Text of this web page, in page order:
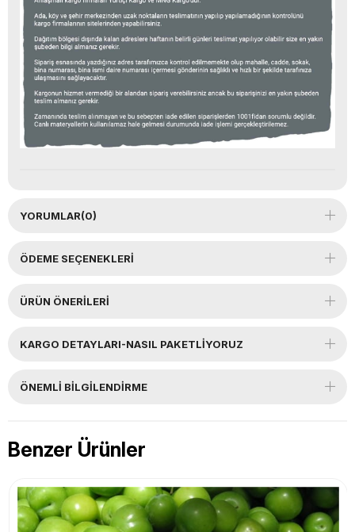
YORUMLAR(0)
ÖDEME SEÇENEKLERI
ÜRÜN ÖNERILERI
KARGO DETAYLARI-NASIL PAKETLİYORUZ
ÖNEMLI BILGILENDIRME
Benzer Ürünler